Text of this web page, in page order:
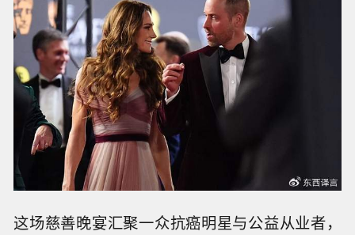
这场慈善晚宴汇聚一众抗癌明星与公益从业者，